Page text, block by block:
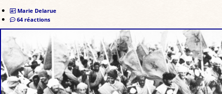
Marie Delarue
64 réactions